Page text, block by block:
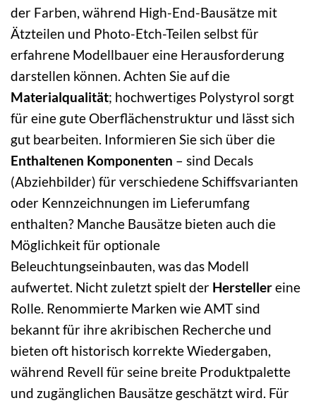
der Farben, während High-End-Bausätze mit
Ätzteilen und Photo-Etch-Teilen selbst für
erfahrene Modellbauer eine Herausforderung
darstellen können. Achten Sie auf die
Materialqualität; hochwertiges Polystyrol sorgt
für eine gute Oberflächenstruktur und lässt sich
gut bearbeiten. Informieren Sie sich über die
Enthaltenen Komponenten – sind Decals
(Abziehbilder) für verschiedene Schiffsvarianten
oder Kennzeichnungen im Lieferumfang
enthalten? Manche Bausätze bieten auch die
Möglichkeit für optionale
Beleuchtungseinbauten, was das Modell
aufwertet. Nicht zuletzt spielt der Herstellereine
Rolle. Renommierte Marken wie AMT sind
bekannt für ihre akribischen Recherche und
bieten oft historisch korrekte Wiedergaben,
während Revell für seine breite Produktpalette
und zugänglichen Bausätze geschätzt wird. Für